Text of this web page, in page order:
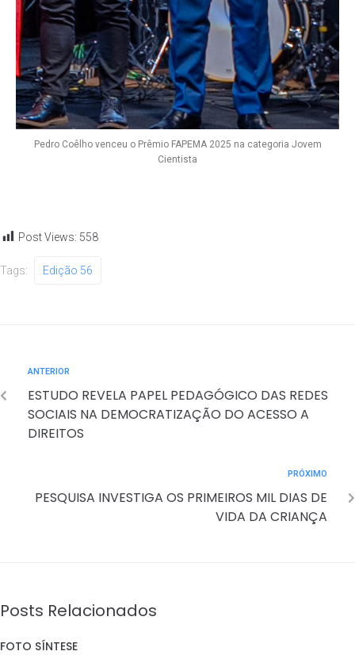
Pedro Coêlho venceu o Prêmio FAPEMA 2025 na categoria Jovem
Cientista
Post Views: 558
Tags: Edição 56
ANTERIOR
ESTUDO REVELA PAPEL PEDAGÓGICO DAS REDES
SOCIAIS NA DEMOCRATIZAÇÃO DO ACESSO A
DIREITOS
PRÓXIMO
PESQUISA INVESTIGA OS PRIMEIROS MIL DIAS DE
VIDA DA CRIANÇA
Posts Relacionados
FOTO SÍNTESE